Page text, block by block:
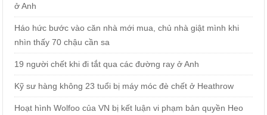
ở Anh
Háo hức bước vào căn nhà mới mua, chủ nhà giật mình khi
nhìn thấy 70 chậu cần sa
19 người chết khi đi tắt qua các đường ray ở Anh
Kỹ sư hàng không 23 tuổi bị máy móc đè chết ở Heathrow
Hoạt hình Wolfoo của VN bị kết luận vi phạm bản quyền Heo